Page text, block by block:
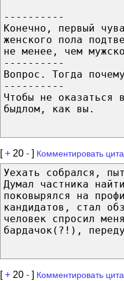
----------
Конечно, первый
женского пола
не менее, чем
----------
Вопрос. Тогда
----------
Чтобы не оказаться
быдлом, как вы.
[+ 20 - ] Комментировать
Уехать собрался,
Думал частника
поковырялся на
кандидатов, стал
человек спросил
бардачок(?!),
[+ 20 - ] Комментировать